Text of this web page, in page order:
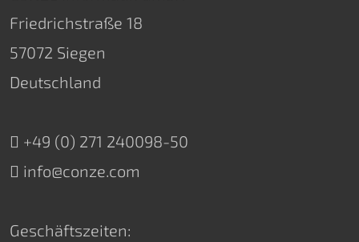
Friedrichstraße 18
57072 Siegen
Deutschland
+49 (0) 271 240098-50
info@conze.com
Geschäftszeiten: